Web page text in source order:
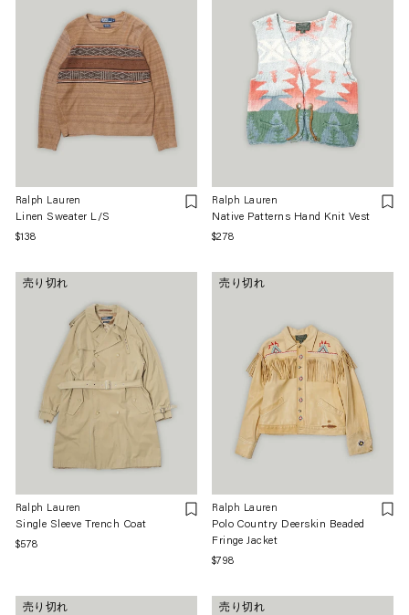
Ralph Lauren
Linen Sweater L/S
通
価
格
$138
Ralph Lauren
Native Patterns Hand Knit Vest
通
価
格
$278
売り切れ
Ralph Lauren
Single Sleeve Trench Coat
通
格
$578
売り切れ
Ralph Lauren
Polo Country Deerskin Beaded
Fringe Jacket
通
価
$798
売り切れ 売り切れ